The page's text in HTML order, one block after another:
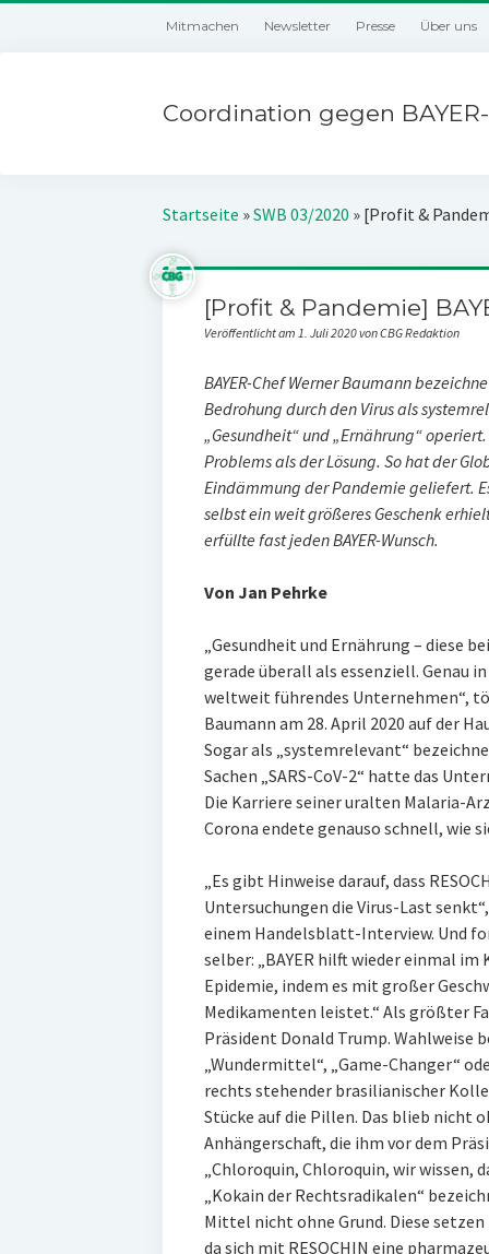
Mitmachen Newsletter Presse Über uns
Coordination gegen
Startseite »SWB 03/2020 » [Profit &
[Profit & Pandemie]
Veröffentlicht am 1. Juli 2020 von CBG Redaktion
BAYER-Chef Werner Baumann
Bedrohung durch den Virus als
„Gesundheit“ und „Ernährung“
Problems als der Lösung. So hat der
Eindämmung der Pandemie geliefert.
selbst ein weit größeres Geschenk
erfüllte fast jeden BAYER-Wunsch.
Von Jan Pehrke
„Gesundheit und Ernährung – diese
gerade überall als essenziell. Genau
weltweit führendes Unternehmen“,
Baumann am 28. April 2020 auf der
Sogar als „systemrelevant“
Sachen „SARS-CoV-2“ hatte das
Die Karriere seiner uralten Malaria-
Corona endete genauso schnell, wie
„Es gibt Hinweise darauf, dass
Untersuchungen die Virus-Last
einem Handelsblatt-Interview. Und
selber: „BAYER hilft wieder einmal
Epidemie, indem es mit großer
Medikamenten leistet.“ Als größter
Präsident Donald Trump. Wahlweise
„Wundermittel“, „Game-Changer“
rechts stehender brasilianischer
Stücke auf die Pillen. Das blieb nicht
Anhängerschaft, die ihm vor dem
„Chloroquin, Chloroquin, wir wissen,
„Kokain der Rechtsradikalen“
Mittel nicht ohne Grund. Diese
da sich mit RESOCHIN eine